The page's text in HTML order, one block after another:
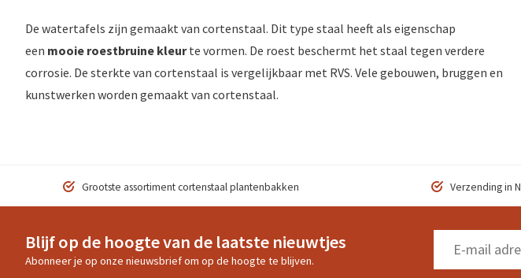
De watertafels zijn gemaakt van cortenstaal. Dit type staal heeft als eigenschap
een mooie roestbruine kleurte vormen. De roest beschermt het staal tegen verdere
corrosie. De sterkte van cortenstaal is vergelijkbaar met RVS. Vele gebouwen, bruggen en
kunstwerken worden gemaakt van cortenstaal.
Grootste assortiment cortenstaal plantenbakken Verzending in
Blijf op de hoogte van de laatste nieuwtjes
Abonneer je op onze nieuwsbrief om op de hoogte te blijven.